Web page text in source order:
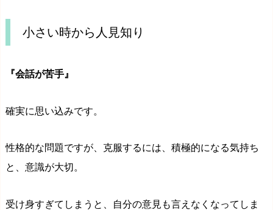
小さい時から人見知り
『会話が苦手』
確実に思い込みです。
性格的な問題ですが、克服するには、積極的になる気持ち
と、意識が大切。
受け身すぎてしまうと、自分の意見も言えなくなってしま